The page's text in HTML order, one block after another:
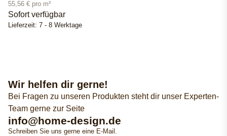
55,56 € pro m²
Sofort verfügbar
Lieferzeit: 7 - 8 Werktage
Wir helfen dir gerne!
Bei Fragen zu unseren Produkten steht dir unser Experten-
Team gerne zur Seite
info@home-design.de
Schreiben Sie uns gerne eine E-Mail.